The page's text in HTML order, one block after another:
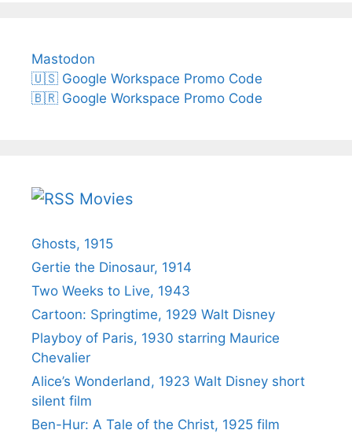
Mastodon
🇺🇸 Google Workspace Promo Code
🇧🇷 Google Workspace Promo Code
Movies
Ghosts, 1915
Gertie the Dinosaur, 1914
Two Weeks to Live, 1943
Cartoon: Springtime, 1929 Walt Disney
Playboy of Paris, 1930 starring Maurice
Chevalier
Alice’s Wonderland, 1923 Walt Disney short
silent film
Ben-Hur: A Tale of the Christ, 1925 film